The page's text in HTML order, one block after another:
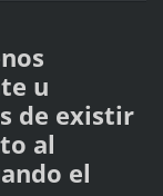
u
de existir
al
el